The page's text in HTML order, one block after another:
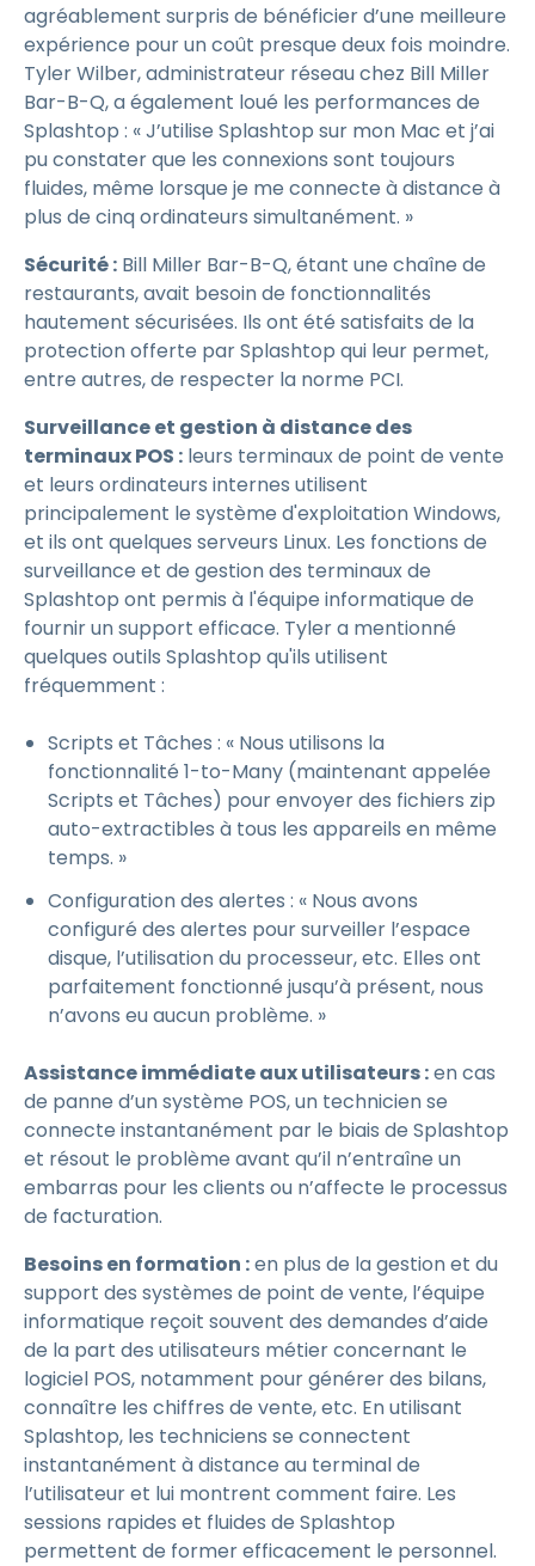
agréablement surpris de bénéficier d’une meilleure
expérience pour un coût presque deux fois moindre.
Tyler Wilber, administrateur réseau chez Bill Miller
Bar-B-Q, a également loué les performances de
Splashtop : « J’utilise Splashtop sur mon Mac et j’ai
pu constater que les connexions sont toujours
fluides, même lorsque je me connecte à distance à
plus de cinq ordinateurs simultanément. »
Sécurité : Bill Miller Bar-B-Q, étant une chaîne de
restaurants, avait besoin de fonctionnalités
hautement sécurisées. Ils ont été satisfaits de la
protection offerte par Splashtop qui leur permet,
entre autres, de respecter la norme PCI.
Surveillance et gestion à distance des
terminaux POS : leurs terminaux de point de vente
et leurs ordinateurs internes utilisent
principalement le système d'exploitation Windows,
et ils ont quelques serveurs Linux. Les fonctions de
surveillance et de gestion des terminaux de
Splashtop ont permis à l'équipe informatique de
fournir un support efficace. Tyler a mentionné
quelques outils Splashtop qu'ils utilisent
fréquemment :
Scripts et Tâches : « Nous utilisons la
fonctionnalité 1-to-Many (maintenant appelée
Scripts et Tâches) pour envoyer des fichiers zip
auto-extractibles à tous les appareils en même
temps. »
Configuration des alertes : « Nous avons
configuré des alertes pour surveiller l’espace
disque, l’utilisation du processeur, etc. Elles ont
parfaitement fonctionné jusqu’à présent, nous
n’avons eu aucun problème. »
Assistance immédiate aux utilisateurs :en cas
de panne d’un système POS, un technicien se
connecte instantanément par le biais de Splashtop
et résout le problème avant qu’il n’entraîne un
embarras pour les clients ou n’affecte le processus
de facturation.
Besoins en formation :en plus de la gestion et du
support des systèmes de point de vente, l’équipe
informatique reçoit souvent des demandes d’aide
de la part des utilisateurs métier concernant le
logiciel POS, notamment pour générer des bilans,
connaître les chiffres de vente, etc. En utilisant
Splashtop, les techniciens se connectent
instantanément à distance au terminal de
l’utilisateur et lui montrent comment faire. Les
sessions rapides et fluides de Splashtop
permettent de former efficacement le personnel.